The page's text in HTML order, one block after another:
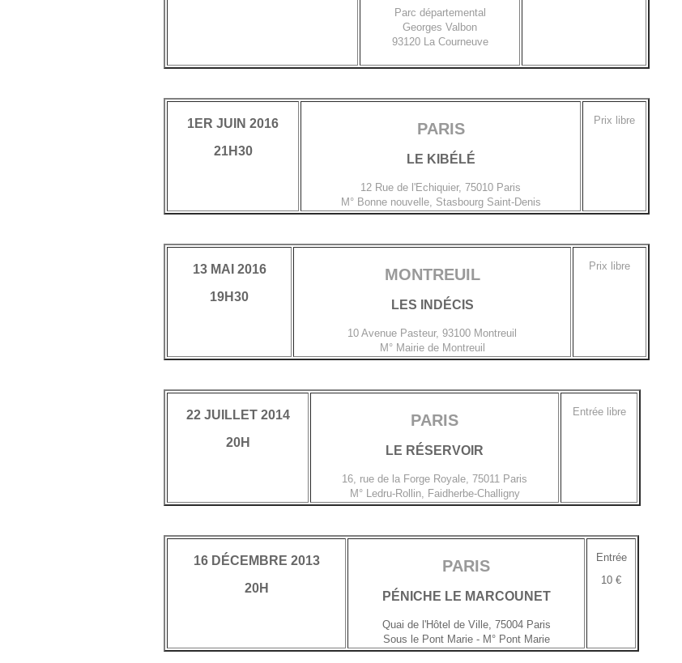
Parc départemental
Georges Valbon
93120 La Courneuve
1ER JUIN 2016
21H30
PARIS
LE KIBÉLÉ
12 Rue de l'Echiquier, 75010 Paris
M° Bonne nouvelle, Stasbourg Saint-Denis
Prix libre
13 MAI 2016
19H30
MONTREUIL
LES INDÉCIS
10 Avenue Pasteur, 93100 Montreuil
M° Mairie de Montreuil
Prix libre
22 JUILLET 2014
20H
PARIS
LE RÉSERVOIR
16, rue de la Forge Royale, 75011 Paris
M° Ledru-Rollin, Faidherbe-Challigny
Entrée libre
16 DÉCEMBRE 2013
20H
PARIS
PÉNICHE LE MARCOUNET
Quai de l'Hôtel de Ville, 75004 Paris
Sous le Pont Marie- M° Pont Marie
Entrée
10 €